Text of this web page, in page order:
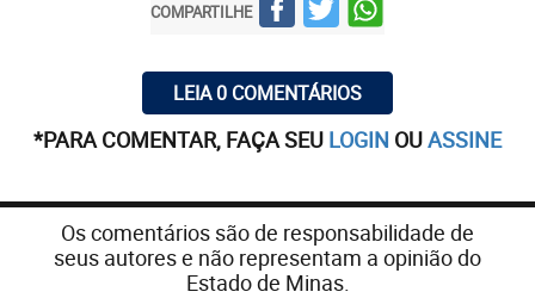
COMPARTILHE
LEIA 0 COMENTÁRIOS
*PARA COMENTAR, FAÇA SEU LOGIN OUASSINE
Os comentários são de responsabilidade de
seus autores e não representam a opinião do
Estado de Minas.